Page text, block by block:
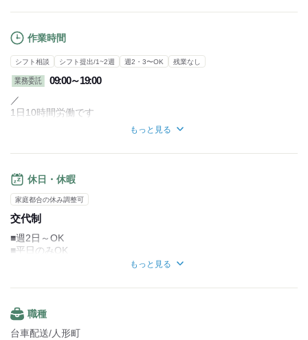
作業時間
シフト相談 シフト提出/1~2週 週2・3〜OK 残業なし
業務委託 09:00～19:00
／
1日10時間労働です
就業時間になれば、配達物が残っていても
＼
【勤務時間詳細】
■拘束時間11時間
(実働10時間/休憩1時間)
■平日のみOK
■週2～OK
↓
配達開始
専用アプリ地図で配達先を確認
もっと見る
休日・休暇
家庭都合の休み調整可
交代制
■週2日～OK
■平日のみOK
…LINEでのシフト提出
■連休も取得可能
もっと見る
職種
台車配送/人形町